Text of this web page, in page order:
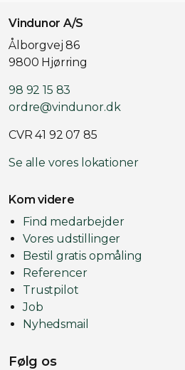
Vindunor A/S
Ålborgvej 86
9800 Hjørring
98 92 15 83
ordre@vindunor.dk
CVR 41 92 07 85
Se alle vores lokationer
Kom videre
Find medarbejder
Vores udstillinger
Bestil gratis opmåling
Referencer
Trustpilot
Job
Nyhedsmail
Følg os